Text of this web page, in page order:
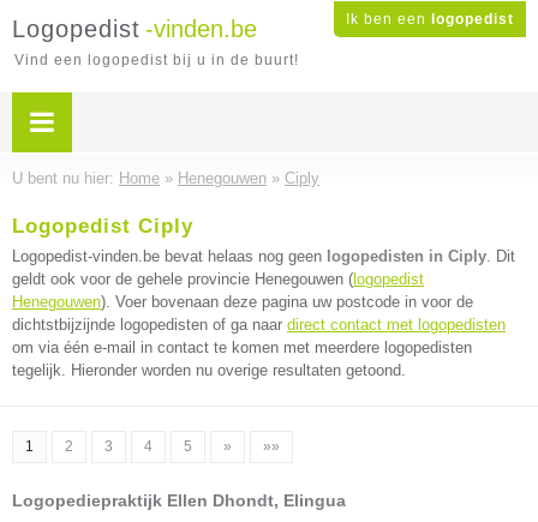
Ik ben een logopedist
Logopedist -vinden.be
Vind een logopedist bij u in de buurt!
U bent nu hier: Home » Henegouwen » Ciply
Logopedist Ciply
Logopedist-vinden.be bevat helaas nog geen logopedisten in Ciply. Dit
geldt ook voor de gehele provincie Henegouwen ( logopedist
Henegouwen). Voer bovenaan deze pagina uw postcode in voor de
dichtstbijzijnde logopedisten of ga naar direct contact met logopedisten
om via één e-mail in contact te komen met meerdere logopedisten
tegelijk. Hieronder worden nu overige resultaten getoond.
1 2 3 4 5 » »»
Logopediepraktijk Ellen Dhondt, Elingua